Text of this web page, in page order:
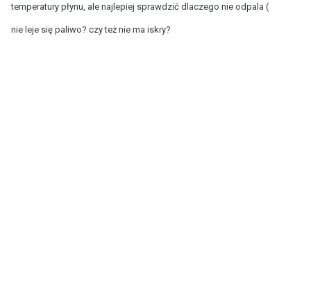
temperatury płynu, ale najlepiej sprawdzić dlaczego nie odpala (
nie leje się paliwo? czy też nie ma iskry?